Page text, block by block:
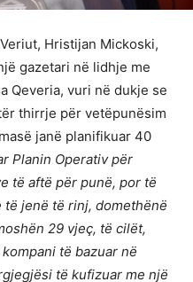
Hristijan Mickoski,
gazetari në lidhje me
Qeveria, vuri në dukje se
thirrje për vetëpunësim
janë planifikuar 40
Planin Operativ për
të aftë për punë, por të
të jenë të rinj, domethënë
29 vjeç, të cilët,
të bazuar në
të kufizuar me një